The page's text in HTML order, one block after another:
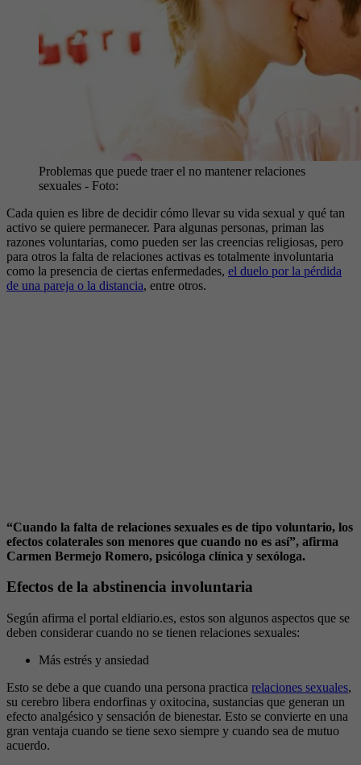
Problemas que puede traer el no mantener relaciones
sexuales - Foto:
Cada quien es libre de decidir cómo llevar su vida sexual y qué tan
activo se quiere permanecer. Para algunas personas, priman las
razones voluntarias, como pueden ser las creencias religiosas, pero
para otros la falta de relaciones activas es totalmente involuntaria
como la presencia de ciertas enfermedades, el duelo por la pérdida
de una pareja o la distancia, entre otros.
“Cuando la falta de relaciones sexuales es de tipo voluntario, los
efectos colaterales son menores que cuando no es así”, afirma
Carmen Bermejo Romero, psicóloga clínica y sexóloga.
Efectos de la abstinencia involuntaria
Según afirma el portal eldiario.es, estos son algunos aspectos que se
deben considerar cuando no se tienen relaciones sexuales:
Más estrés y ansiedad
Esto se debe a que cuando una persona practica relaciones sexuales,
su cerebro libera endorfinas y oxitocina, sustancias que generan un
efecto analgésico y sensación de bienestar. Esto se convierte en una
gran ventaja cuando se tiene sexo siempre y cuando sea de mutuo
acuerdo.